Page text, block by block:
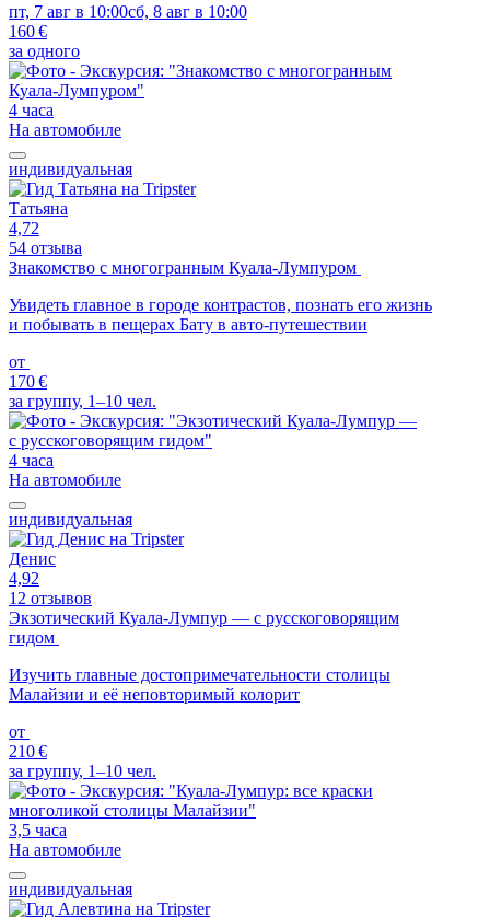
пт, 7 авг в 10:00сб, 8 авг в 10:00
160 €
за одного
4 часа
На автомобиле
индивидуальная
Татьяна
4,72
54 отзыва
Знакомство с многогранным Куала-Лумпуром
Увидеть главное в городе контрастов, познать его жизнь
и побывать в пещерах Бату в авто-путешествии
от
170 €
за группу, 1–10 чел.
4 часа
На автомобиле
индивидуальная
Денис
4,92
12 отзывов
Экзотический Куала-Лумпур — с русскоговорящим
гидом
Изучить главные достопримечательности столицы
Малайзии и её неповторимый колорит
от
210 €
за группу, 1–10 чел.
3,5 часа
На автомобиле
индивидуальная